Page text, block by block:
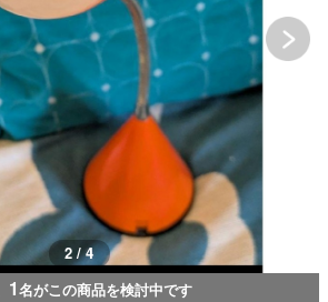
2 / 4
1名がこの商品を検討中です